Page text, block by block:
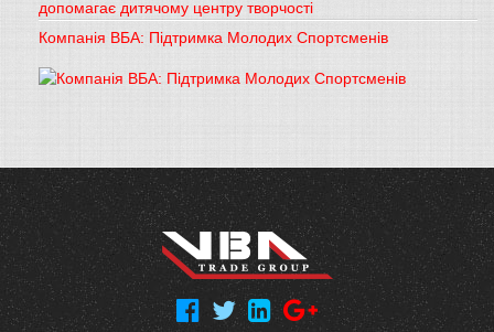
Компанія ВБА: Підтримка Молодих Спортсменів